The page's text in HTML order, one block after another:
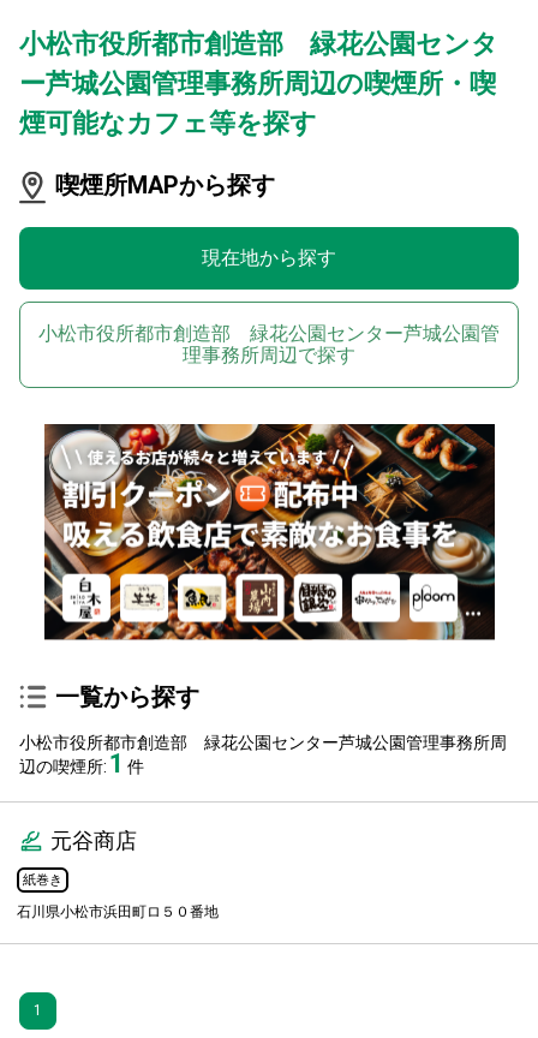
小松市役所都市創造部 緑花公園センタ
ー芦城公園管理事務所周辺の喫煙所・喫
煙可能なカフェ等を探す
喫煙所MAPから探す
現在地から探す
小松市役所都市創造部 緑花公園センター芦城公園管
理事務所周辺で探す
一覧から探す
小松市役所都市創造部 緑花公園センター芦城公園管理事務所周
辺の喫煙所: 1 件
元谷商店
紙巻き
石川県小松市浜田町ロ５０番地
1